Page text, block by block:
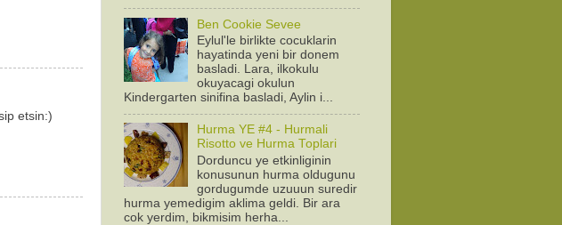
etsin:)
Ben Cookie Sevee
Eylul'le birlikte cocuklarin
hayatinda yeni bir donem
basladi. Lara, ilkokulu
okuyacagi okulun
Kindergarten sinifina basladi, Aylin i...
Hurma YE #4 - Hurmali
Risotto ve Hurma Toplari
Dorduncu ye etkinliginin
konusunun hurma oldugunu
gordugumde uzuuun suredir
hurma yemedigim aklima geldi. Bir ara
cok yerdim, bikmisim herha...